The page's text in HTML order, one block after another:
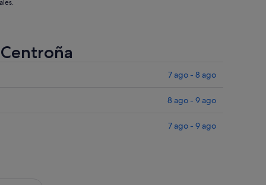
7 ago - 8 ago
8 ago - 9 ago
7 ago - 9 ago